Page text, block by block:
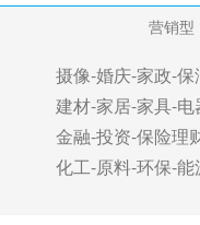
营销型
摄像-婚庆-家政-保
建材-家居-家具-电
金融-投资-保险理
化工-原料-环保-能